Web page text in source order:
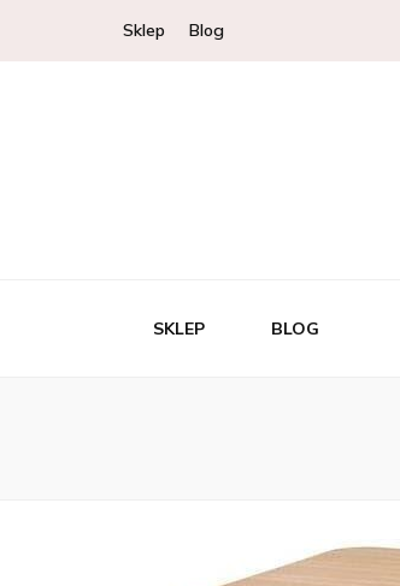
Sklep Blog
SKLEP BLOG